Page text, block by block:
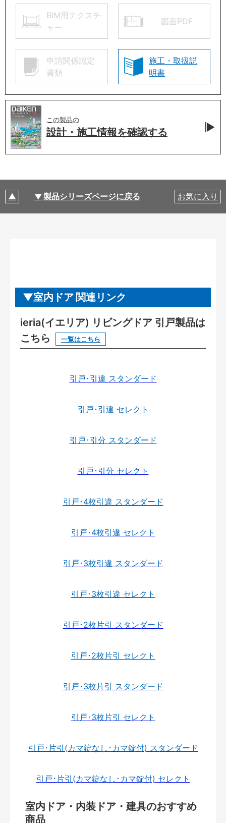
BIM用テクスチ
ャー
図面PDF
申請関係認定
書類
施工・取扱説
明書
この製品の
設計・施工情報を確認する
製品シリーズページに戻る お気に入り
室内ドア 関連リンク
ieria(イエリア) リビングドア 引戸製品は
こちら
一覧はこちら
引戸･引違 スタンダード
引戸･引違 セレクト
引戸･引分 スタンダード
引戸･引分 セレクト
引戸･4枚引違 スタンダード
引戸･4枚引違 セレクト
引戸･3枚引違 スタンダード
引戸･3枚引違 セレクト
引戸･2枚片引 スタンダード
引戸･2枚片引 セレクト
引戸･3枚片引 スタンダード
引戸･3枚片引 セレクト
引戸･片引(カマ錠なし･カマ錠付) スタンダード
引戸･片引(カマ錠なし･カマ錠付) セレクト
室内ドア・内装ドア・建具のおすすめ
商品